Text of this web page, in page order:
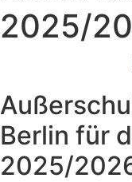
2025/
Berlin für
2025/